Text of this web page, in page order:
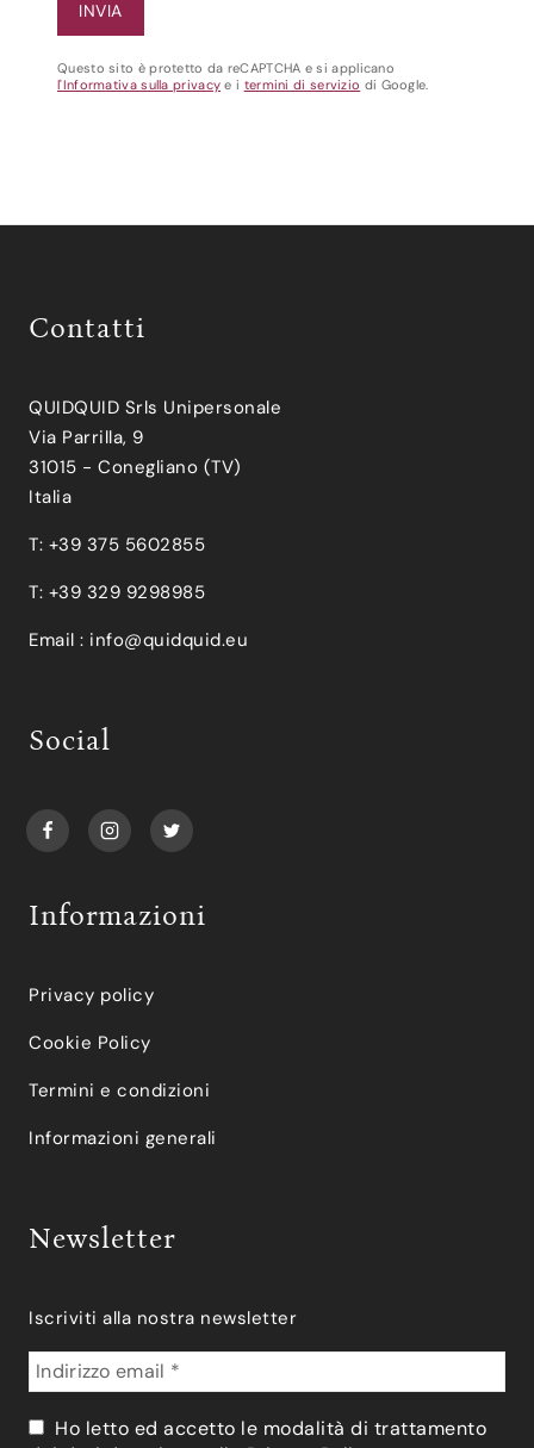
Questo sito è protetto da reCAPTCHA e si applicano
l'Informativa sulla privacy e i termini di servizio di Google.
Contatti
QUIDQUID Srls Unipersonale
Via Parrilla, 9
31015 - Conegliano (TV)
Italia
T: +39 375 5602855
T: +39 329 9298985
Email : info@quidquid.eu
Social
Informazioni
Privacy policy
Cookie Policy
Termini e condizioni
Informazioni generali
Newsletter
Iscriviti alla nostra newsletter
Ho letto ed accetto le modalità di trattamento